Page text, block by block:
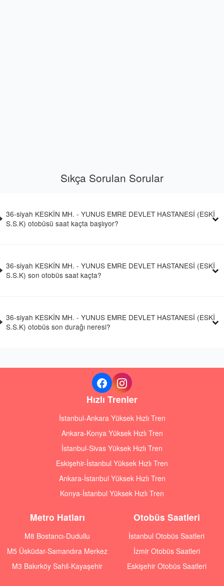
Sıkça Sorulan Sorular
36-siyah KESKİN MH. - YUNUS EMRE DEVLET HASTANESİ (ESKİ
S.S.K) otobüsü saat kaçta başlıyor?
36-siyah KESKİN MH. - YUNUS EMRE DEVLET HASTANESİ (ESKİ
S.S.K) son otobüs saat kaçta?
36-siyah KESKİN MH. - YUNUS EMRE DEVLET HASTANESİ (ESKİ
S.S.K) otobüs son durağı neresi?
Hızlı Trenler
İstanbul-Ankara Yüksek Hızlı Tren
Ankara-Konya Yüksek Hızlı Tren
İstanbul-Sivas Yüksek Hızlı Tren
Eskişehir-İstanbul Yüksek Hızlı Tren
Ankara-İstanbul Yüksek Hızlı Tren
Konya-İstanbul Yüksek Hızlı Tren
Metro Hatları
M8 Bostancı-Dudullu
M5 Üsküdar-Samandıra Merkez
M3 Bakırköy Sahil-Kayaşehir
Otobüs Saatleri
İstanbul Otobüs Saatleri
İzmir Otobüs Saatleri
Eskişehir Otobüs Saatleri